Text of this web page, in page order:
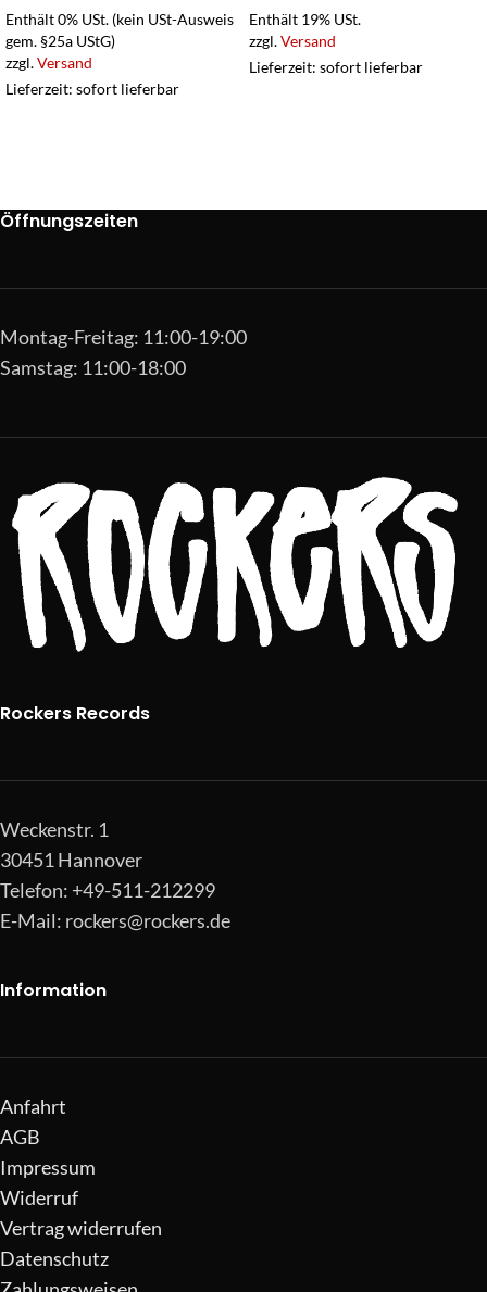
Enthält 0% USt. (kein USt-Ausweis
gem. §25a UStG)
zzgl.Versand
Lieferzeit: sofort lieferbar
Enthält 19% USt.
zzgl.Versand
Lieferzeit: sofort lieferbar
Öffnungszeiten
Montag-Freitag: 11:00-19:00
Samstag: 11:00-18:00
Rockers Records
Weckenstr. 1
30451 Hannover
Telefon: +49-511-212299
E-Mail: rockers@rockers.de
Information
Anfahrt
AGB
Impressum
Widerruf
Vertrag widerrufen
Datenschutz